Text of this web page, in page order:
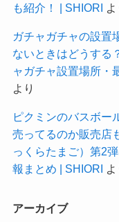
も紹介！ | SHIORI よ
ガチャガチャの設置
ないときはどうする
ャガチャ設置場所・
より
ピクミンのバスボー
売ってるのか販売店
っくらたまご）第2
報まとめ | SHIORI よ
アーカイブ